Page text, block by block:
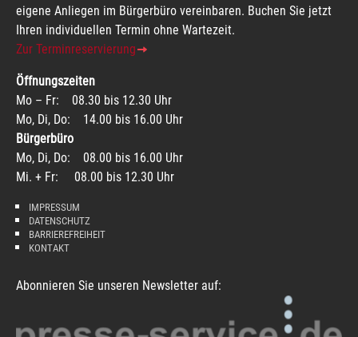
eigene Anliegen im Bürgerbüro vereinbaren. Buchen Sie jetzt
Ihren individuellen Termin ohne Wartezeit.
Zur Terminreservierung
Öffnungszeiten
Mo – Fr: 08.30 bis 12.30 Uhr
Mo, Di, Do: 14.00 bis 16.00 Uhr
Bürgerbüro
Mo, Di, Do: 08.00 bis 16.00 Uhr
Mi. + Fr: 08.00 bis 12.30 Uhr
IMPRESSUM
DATENSCHUTZ
BARRIEREFREIHEIT
KONTAKT
Abonnieren Sie unseren Newsletter auf: